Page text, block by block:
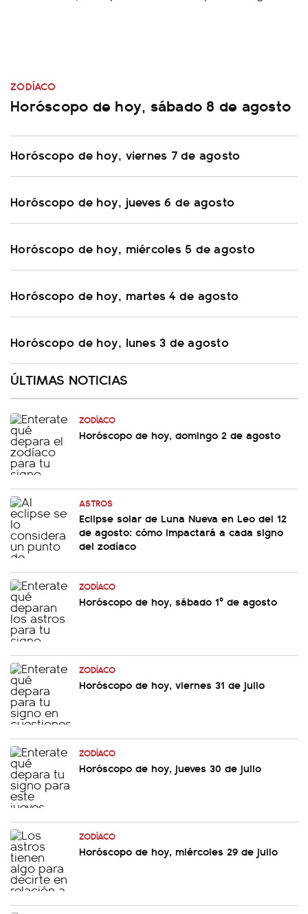
ZODÍACO
Horóscopo de hoy, sábado 8 de agosto
Horóscopo de hoy, viernes 7 de agosto
Horóscopo de hoy, jueves 6 de agosto
Horóscopo de hoy, miércoles 5 de agosto
Horóscopo de hoy, martes 4 de agosto
Horóscopo de hoy, lunes 3 de agosto
ÚLTIMAS NOTICIAS
ZODÍACO
Horóscopo de hoy, domingo 2 de agosto
ASTROS
Eclipse solar de Luna Nueva en Leo del 12
de agosto: cómo impactará a cada signo
del zodíaco
ZODÍACO
Horóscopo de hoy, sábado 1º de agosto
ZODÍACO
Horóscopo de hoy, viernes 31 de julio
ZODÍACO
Horóscopo de hoy, jueves 30 de julio
ZODÍACO
Horóscopo de hoy, miércoles 29 de julio